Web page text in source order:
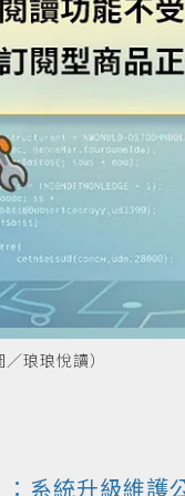
琅琅悅讀）
：系統升級維護